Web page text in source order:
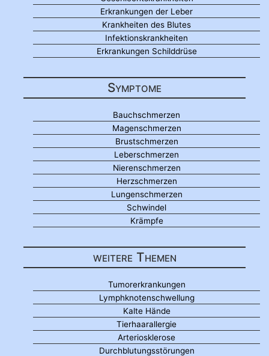
Erkrankungen der Leber
Krankheiten des Blutes
Infektionskrankheiten
Erkrankungen Schilddrüse
Symptome
Bauchschmerzen
Magenschmerzen
Brustschmerzen
Leberschmerzen
Nierenschmerzen
Herzschmerzen
Lungenschmerzen
Schwindel
Krämpfe
weitere Themen
Tumorerkrankungen
Lymphknotenschwellung
Kalte Hände
Tierhaarallergie
Arteriosklerose
Durchblutungsstörungen